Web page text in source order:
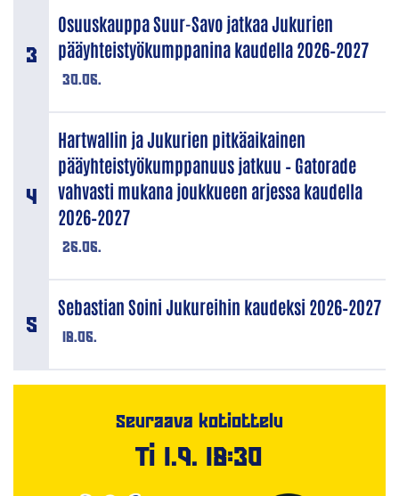
30.06.
Osuuskauppa Suur-Savo jatkaa Jukurien
pääyhteistyökumppanina kaudella 2026–2027
26.06.
Hartwallin ja Jukurien pitkäaikainen
pääyhteistyökumppanuus jatkuu – Gatorade
vahvasti mukana joukkueen arjessa kaudella
2026–2027
18.06.
Sebastian Soini Jukureihin kaudeksi 2026–2027
Seuraava kotiottelu
Ti 1.9. 18:30